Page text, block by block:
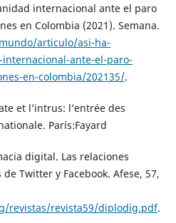
internacional ante el paro
en Colombia (2021). Semana.
articulo/asi-ha-
ante-el-paro-
en-colombia/202135/.
et l’intrus: l’entrée des
París:Fayard
digital. Las relaciones
Twitter y Facebook. Afese, 57,
revistas/revista59/diplodig.pdf.